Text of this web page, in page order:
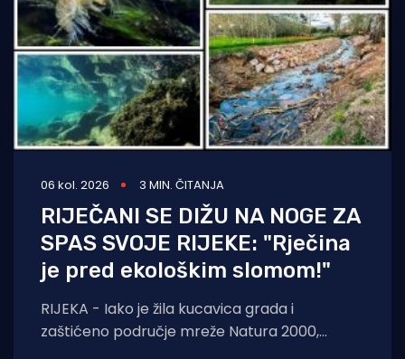
06 kol. 2026 3 MIN. ČITANJA
RIJEČANI SE DIŽU NA NOGE ZA
SPAS SVOJE RIJEKE: "Rječina
je pred ekološkim slomom!"
RIJEKA - Iako je žila kucavica grada i
zaštićeno područje mreže Natura 2000,